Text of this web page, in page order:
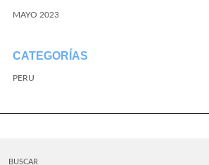
MAYO 2023
CATEGORÍAS
PERU
BUSCAR